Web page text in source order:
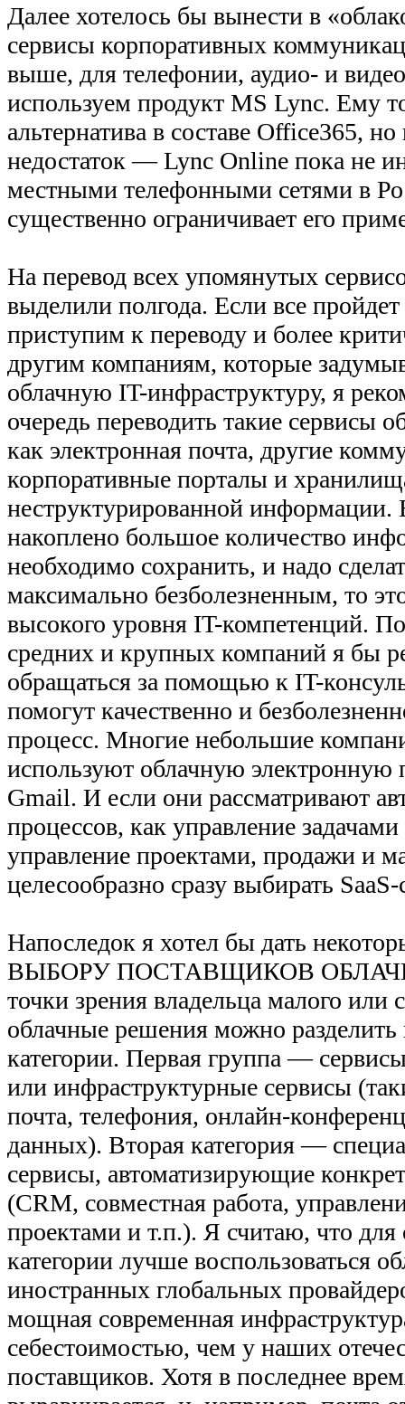
Далее хотелось бы вынести в
сервисы корпоративных
выше, для телефонии, аудио- и
используем продукт MS Lync. Ему
альтернатива в составе Office365,
недостаток — Lync Online пока не
местными телефонными сетями в
существенно ограничивает его
На перевод всех упомянутых
выделили полгода. Если все
приступим к переводу и более
другим компаниям, которые
облачную IT-инфраструктуру, я
очередь переводить такие сервисы
как электронная почта, другие
корпоративные порталы и
неструктурированной информации.
накоплено большое количество
необходимо сохранить, и надо
максимально безболезненным, то
высокого уровня IT-компетенций.
средних и крупных компаний я бы
обращаться за помощью к IT-
помогут качественно и
процесс. Многие небольшие
используют облачную
Gmail. И если они рассматривают
процессов, как управление
управление проектами, продажи и
целесообразно сразу выбирать
Напоследок я хотел бы дать
ВЫБОРУ ПОСТАВЩИКОВ
точки зрения владельца малого или
облачные решения можно
категории. Первая группа —
или инфраструктурные сервисы
почта, телефония, онлайн-
данных). Вторая категория —
сервисы, автоматизирующие
(CRM, совместная работа,
проектами и т.п.). Я считаю, что для
категории лучше воспользоваться
иностранных глобальных
мощная современная
себестоимостью, чем у наших
поставщиков. Хотя в последнее